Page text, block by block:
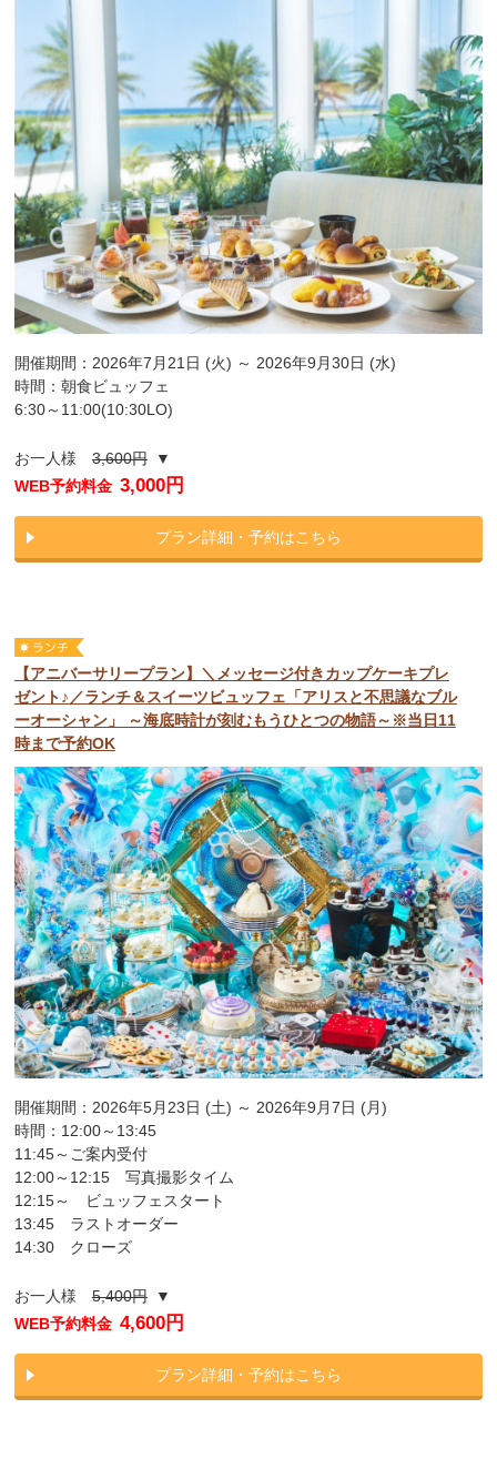
開催期間：2026年7月21日 (火) ～ 2026年9月30日 (水)
時間：朝食ビュッフェ
6:30～11:00(10:30LO)
お一人様3,600円▼
WEB予約料金 3,000円
プラン詳細・予約はこちら
【アニバーサリープラン】＼メッセージ付きカップケーキプレ
ゼント♪／ランチ＆スイーツビュッフェ「アリスと不思議なブル
ーオーシャン」 ～海底時計が刻むもうひとつの物語～※当日11
時まで予約OK
開催期間：2026年5月23日 (土) ～ 2026年9月7日 (月)
時間：12:00～13:45
11:45～ご案内受付
12:00～12:15 写真撮影タイム
12:15～ ビュッフェスタート
13:45 ラストオーダー
14:30 クローズ
お一人様5,400円▼
WEB予約料金 4,600円
プラン詳細・予約はこちら